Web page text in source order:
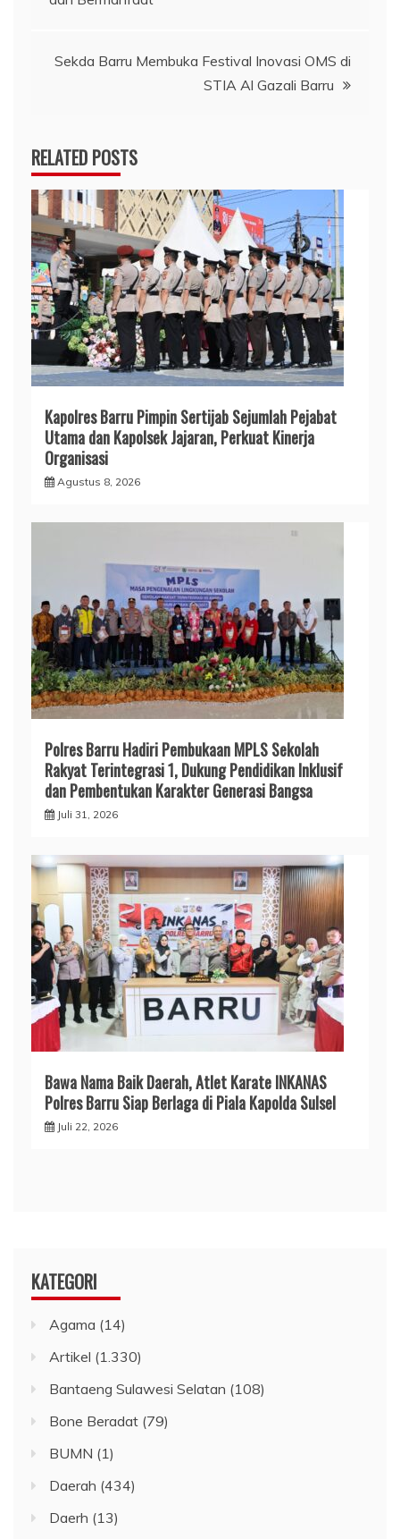
Sekda Barru Membuka Festival Inovasi OMS di
STIA Al Gazali Barru
RELATED POSTS
Kapolres Barru Pimpin Sertijab Sejumlah Pejabat
Utama dan Kapolsek Jajaran, Perkuat Kinerja
Organisasi
Agustus 8, 2026
Polres Barru Hadiri Pembukaan MPLS Sekolah
Rakyat Terintegrasi 1, Dukung Pendidikan Inklusif
dan Pembentukan Karakter Generasi Bangsa
Juli 31, 2026
​Bawa Nama Baik Daerah, Atlet Karate INKANAS
Polres Barru Siap Berlaga di Piala Kapolda Sulsel
Juli 22, 2026
KATEGORI
Agama (14)
Artikel (1.330)
Bantaeng Sulawesi Selatan (108)
Bone Beradat (79)
BUMN (1)
Daerah (434)
Daerh (13)